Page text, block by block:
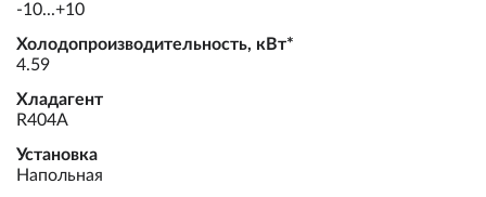
-10...+10
Холодопроизводительность, кВт*
4.59
Хладагент
R404A
Установка
Напольная